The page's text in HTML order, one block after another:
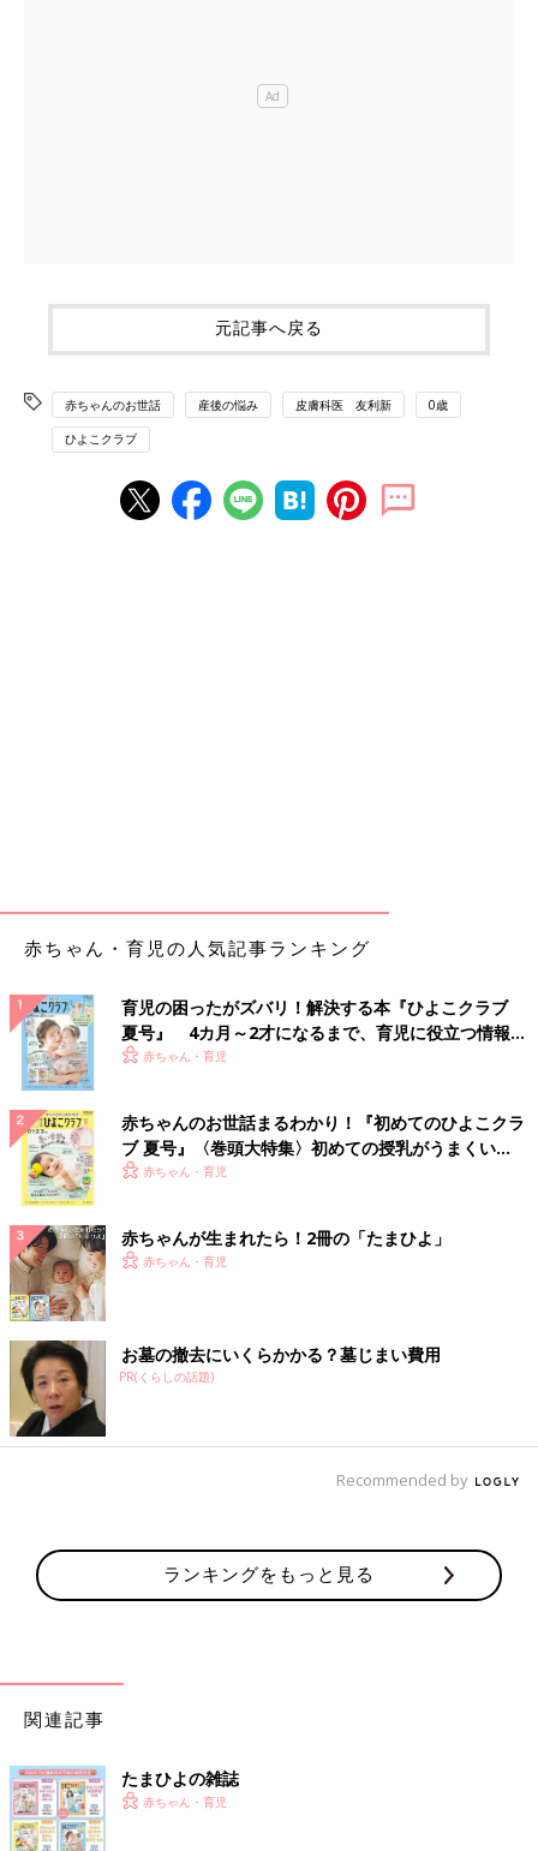
元記事へ戻る
赤ちゃんのお世話 産後の悩み 皮膚科医 友利新 0歳
ひよこクラブ
赤ちゃん・育児の人気記事ランキング
育児の困ったがズバリ！解決する本『ひよこクラブ
夏号』 4カ月～2才になるまで、育児に役立つ情報が
いっぱい！
赤ちゃん・育児
赤ちゃんのお世話まるわかり！『初めてのひよこクラ
ブ 夏号』〈巻頭大特集〉初めての授乳がうまくい
く！ おっぱい・ミルクの基本と夏のトラブル 解決テ
赤ちゃん・育児
赤ちゃんが生まれたら！2冊の「たまひよ」
赤ちゃん・育児
お墓の撤去にいくらかかる？墓じまい費用
PR(くらしの話題)
Recommended by
ランキングをもっと見る
関連記事
たまひよの雑誌
赤ちゃん・育児